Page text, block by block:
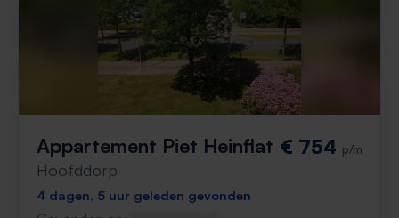
Appartement Piet Heinflat
Hoofddorp
€ 754 p/m
4 dagen, 5 uur geleden gevonden